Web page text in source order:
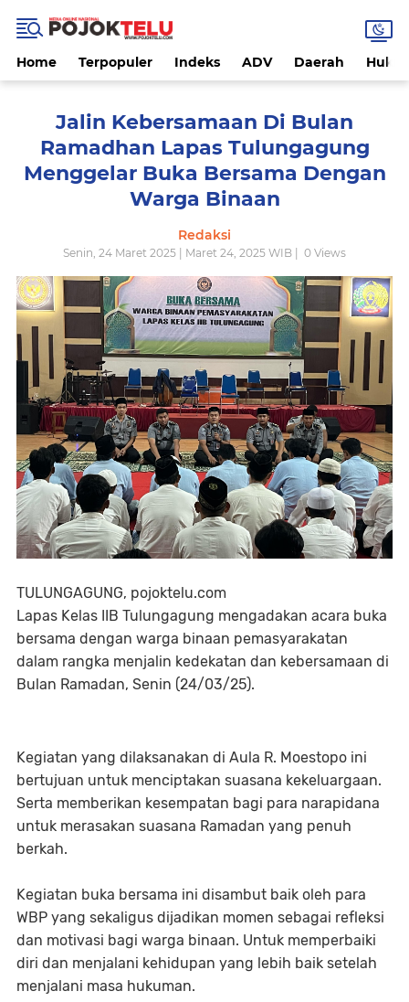
Home Terpopuler Indeks ADV Daerah
Jalin Kebersamaan Di Bulan
Ramadhan Lapas Tulungagung
Menggelar Buka Bersama Dengan
Warga Binaan
Redaksi
Senin, 24 Maret 2025 | Maret 24, 2025 WIB | 0 Views
TULUNGAGUNG, pojoktelu.com
Lapas Kelas IIB Tulungagung mengadakan acara buka
bersama dengan warga binaan pemasyarakatan
dalam rangka menjalin kedekatan dan kebersamaan di
Bulan Ramadan, Senin (24/03/25).
Kegiatan yang dilaksanakan di Aula R. Moestopo ini
bertujuan untuk menciptakan suasana kekeluargaan.
Serta memberikan kesempatan bagi para narapidana
untuk merasakan suasana Ramadan yang penuh
berkah.
Kegiatan buka bersama ini disambut baik oleh para
WBP yang sekaligus dijadikan momen sebagai refleksi
dan motivasi bagi warga binaan. Untuk memperbaiki
diri dan menjalani kehidupan yang lebih baik setelah
menjalani masa hukuman.